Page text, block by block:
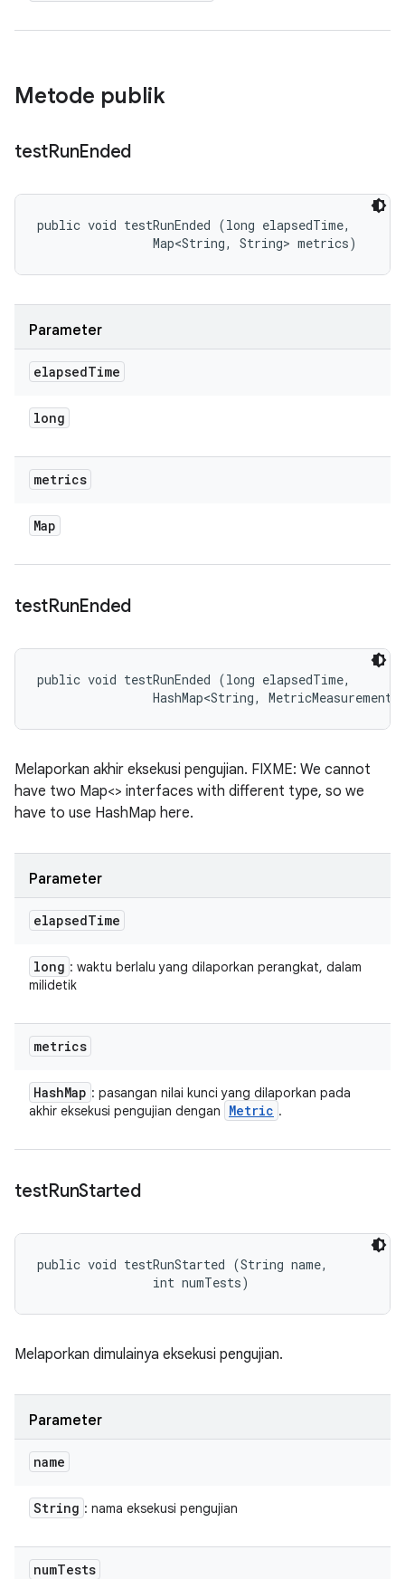
Metode publik
testRunEnded
public void testRunEnded (long elapsedTime,
                Map<String, String> metrics)
Parameter
elapsedTime
long
metrics
Map
testRunEnded
public void testRunEnded (long elapsedTime,
HashMap<String,
Melaporkan akhir eksekusi pengujian. FIXME: We cannot
have two Map<> interfaces with different type, so we
have to use HashMap here.
Parameter
elapsedTime
long : waktu berlalu yang dilaporkan perangkat, dalam
milidetik
metrics
HashMap : pasangan nilai kunci yang dilaporkan pada
akhir eksekusi pengujian dengan
Metric .
testRunStarted
public void testRunStarted (String name,
                int numTests)
Melaporkan dimulainya eksekusi pengujian.
Parameter
name
String : nama eksekusi pengujian
numTests